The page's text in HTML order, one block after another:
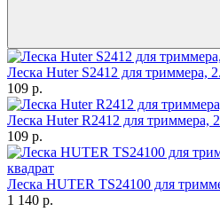
Леска Huter S2412 для триммера,
109 p.
Леска Huter R2412 для триммера,
109 p.
Леска HUTER TS24100 для
1 140 p.